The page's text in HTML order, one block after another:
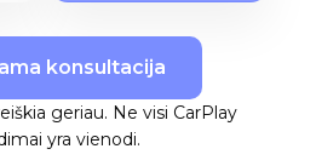
konsultacija
geriau. Ne visi CarPlay
yra vienodi.